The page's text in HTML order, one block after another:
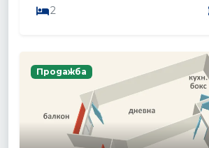
2
Продажба